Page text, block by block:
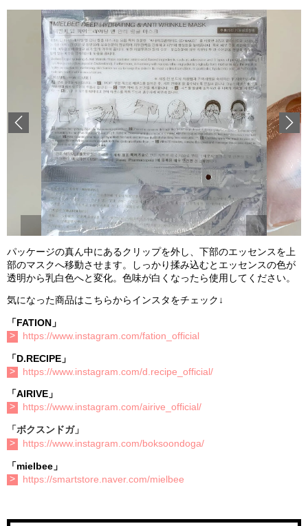
Previous
パッケージの真ん中にあるクリップを外し、下部のエッセンスを上
部のマスクへ移動させます。しっかり揉み込むとエッセンスの色が
透明から乳白色へと変化。色味が白くなったら使用してください。
気になった商品はこちらからインスタをチェック↓
「FATION」
https://www.instagram.com/fation_official
「D.RECIPE」
https://www.instagram.com/d.recipe_official/
「AIRIVE」
https://www.instagram.com/airive_official/
「ボクスンドガ」
https://www.instagram.com/boksoondoga/
「mielbee」
https://smartstore.naver.com/mielbee